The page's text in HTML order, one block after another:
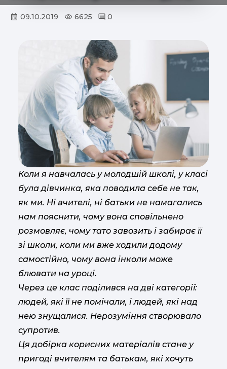
09.10.2019 6625 0
Коли я навчалась у молодшій школі, у класі
була дівчинка, яка поводила себе не так,
як ми. Ні вчителі, ні батьки не намагались
нам пояснити, чому вона сповільнено
розмовляє, чому тато завозить і забирає її
зі школи, коли ми вже ходили додому
самостійно, чому вона інколи може
блювати на уроці.
Через це клас поділився на дві категорії:
людей, які її не помічали, і людей, які над
нею знущалися. Нерозуміння створювало
супротив.
Ця добірка корисних матеріалів стане у
пригоді вчителям та батькам, які хочуть